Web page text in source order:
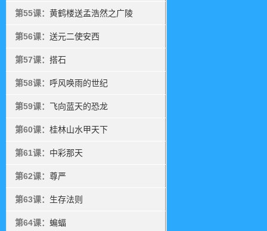
第55课： 黄鹤楼送孟浩然之广陵
第56课： 送元二使安西
第57课： 搭石
第58课： 呼风唤雨的世纪
第59课： 飞向蓝天的恐龙
第60课： 桂林山水甲天下
第61课： 中彩那天
第62课： 尊严
第63课： 生存法则
第64课： 蝙蝠